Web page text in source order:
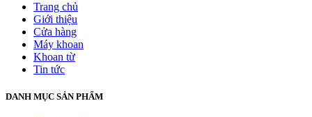
Trang chủ
Giới thiệu
Cửa hàng
Máy khoan
Khoan từ
Tin tức
DANH MỤC SẢN PHẨM